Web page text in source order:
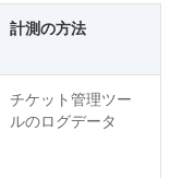
計測の方法
チケット管理ツー
ルのログデータ